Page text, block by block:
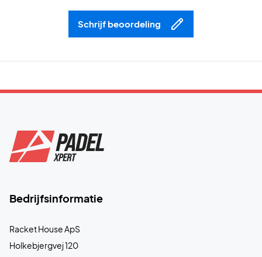
Schrijf beoordeling
Bedrijfsinformatie
Racket House ApS
Holkebjergvej 120